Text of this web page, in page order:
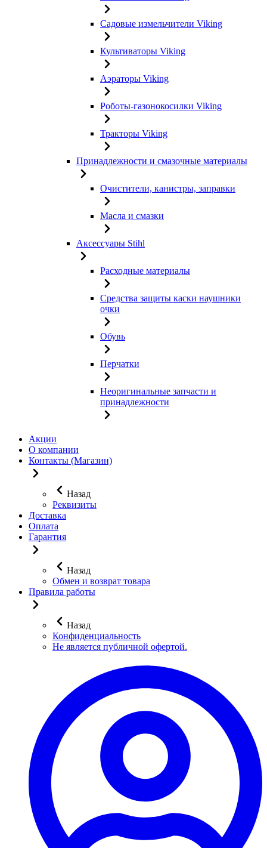
Садовые измельчители Viking
Культиваторы Viking
Аэраторы Viking
Роботы-газонокосилки Viking
Тракторы Viking
Принадлежности и смазочные материалы
Очистители, канистры, заправки
Масла и смазки
Аксессуары Stihl
Расходные материалы
Средства защиты каски наушники
очки
Обувь
Перчатки
Неоригинальные запчасти и
принадлежности
Акции
О компании
Контакты (Магазин)
Назад
Реквизиты
Доставка
Оплата
Гарантия
Назад
Обмен и возврат товара
Правила работы
Назад
Конфиденциальность
Не является публичной офертой.